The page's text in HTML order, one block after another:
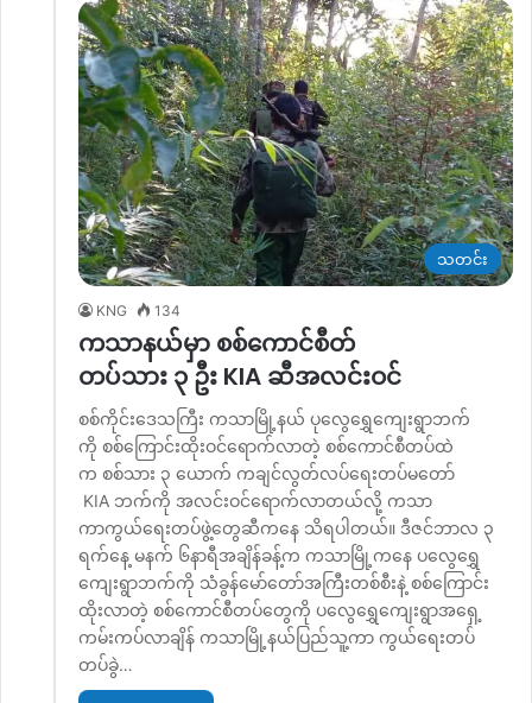
သတင်း
KNG 134
ကသာနယ်မှာ စစ်ကောင်စီတ်
တပ်သား ၃ ဦး KIA ဆီအလင်းဝင်
စစ်ကိုင်းဒေသကြီး ကသာမြို့နယ် ပုလွေရွှေကျေးရွာဘက်
ကို စစ်ကြောင်းထိုးဝင်ရောက်လာတဲ့ စစ်ကောင်စီတပ်ထဲ
က စစ်သား ၃ ယောက် ကချင်လွတ်လပ်ရေးတပ်မတော်
KIA ဘက်ကို အလင်းဝင်ရောက်လာတယ်လို့ ကသာ
ကာကွယ်ရေးတပ်ဖွဲ့တွေဆီကနေ သိရပါတယ်။ ဒီဇင်ဘာလ ၃
ရက်နေ့ မနက် ၆နာရီအချိန်ခန့်က ကသာမြို့ကနေ ပလွေရွှေ
ကျေးရွာဘက်ကို သံခွန်မော်တော်အကြီးတစ်စီးနဲ့ စစ်ကြောင်း
ထိုးလာတဲ့ စစ်ကောင်စီတပ်တွေကို ပလွေရွှေကျေးရွာအရှေ့
ကမ်းကပ်လာချိန် ကသာမြို့နယ်ပြည်သူ့ကာ ကွယ်ရေးတပ်
တပ်ခွဲ…